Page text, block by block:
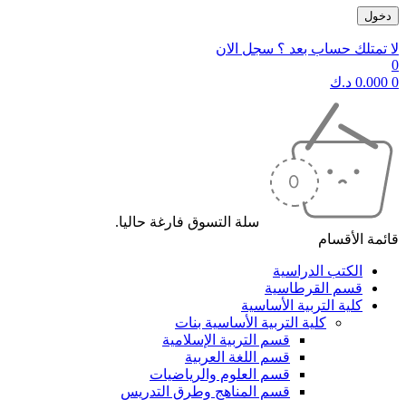
لا تمتلك حساب بعد ؟ سجل الان
0
0
0.000 د.ك
سلة التسوق فارغة حاليا.
قائمة الأقسام
الكتب الدراسية
قسم القرطاسية
كلية التربية الأساسية
كلية التربية الأساسية بنات
قسم التربية الإسلامية
قسم اللغة العربية
قسم العلوم والرياضيات
قسم المناهج وطرق التدريس